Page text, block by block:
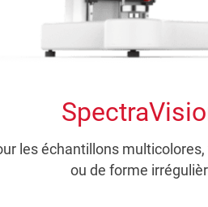
les échantillons
ou de forme